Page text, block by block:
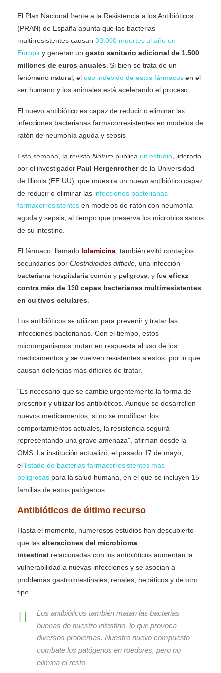
El Plan Nacional frente a la Resistencia a los Antibióticos
(PRAN) de España apunta que las bacterias
multirresistentes causan 33.000 muertes al año en
Europa y generan un gasto sanitario adicional de 1.500
millones de euros anuales. Si bien se trata de un
fenómeno natural, el uso indebido de estos fármacos en el
ser humano y los animales está acelerando el proceso.
El nuevo antibiótico es capaz de reducir o eliminar las
infecciones bacterianas farmacorresistentes en modelos de
ratón de neumonía aguda y sepsis
Esta semana, la revista Nature publica un estudio, liderado
por el investigador Paul Hergenrotherde la Universidad
de Illinois (EE UU), que muestra un nuevo antibiótico capaz
de reducir o eliminar las infecciones bacterianas
farmacorresistentes en modelos de ratón con neumonía
aguda y sepsis, al tiempo que preserva los microbios sanos
de su intestino.
El fármaco, llamado lolamicina, también evitó contagios
secundarios por Clostridioides difficile, una infección
bacteriana hospitalaria común y peligrosa, y fue eficaz
contra más de 130 cepas bacterianas multirresistentes
en cultivos celulares.
Los antibióticos se utilizan para prevenir y tratar las
infecciones bacterianas. Con el tiempo, estos
microorganismos mutan en respuesta al uso de los
medicamentos y se vuelven resistentes a estos, por lo que
causan dolencias más difíciles de tratar.
“Es necesario que se cambie urgentemente la forma de
prescribir y utilizar los antibióticos. Aunque se desarrollen
nuevos medicamentos, si no se modifican los
comportamientos actuales, la resistencia seguirá
representando una grave amenaza”, afirman desde la
OMS. La institución actualizó, el pasado 17 de mayo,
el listado de bacterias farmacorresistentes más
peligrosas para la salud humana, en el que se incluyen 15
familias de estos patógenos.
Antibióticos de último recurso
Hasta el momento, numerosos estudios han descubierto
que las alteraciones del microbioma
intestinal relacionadas con los antibióticos aumentan la
vulnerabilidad a nuevas infecciones y se asocian a
problemas gastrointestinales, renales, hepáticos y de otro
tipo.
Los antibióticos también matan las bacterias
buenas de nuestro intestino, lo que provoca
diversos problemas. Nuestro nuevo compuesto
combate los patógenos en roedores, pero no
elimina el resto